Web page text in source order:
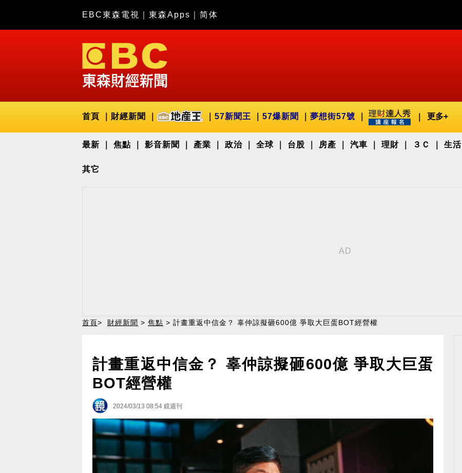
EBC東森電視 東森Apps 简体
首頁 財經新聞 57新聞王 57爆新聞 夢想街57號 更多+
最新 焦點 影音新聞 產業 政治 全球 台股 房產 汽車 理財 ３Ｃ 生活
其它
首頁> 財經新聞 > 焦點 > 計畫重返中信金？ 辜仲諒擬砸600億 爭取大巨蛋BOT經營權
計畫重返中信金？ 辜仲諒擬砸600億 爭取大巨蛋
BOT經營權
2024/03/13 08:54 鏡週刊